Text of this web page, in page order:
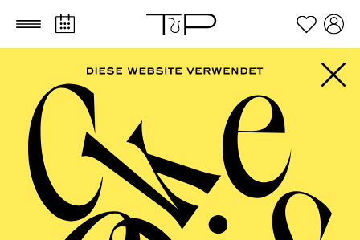
Zum Hauptinhalt springen Zum Footer springen